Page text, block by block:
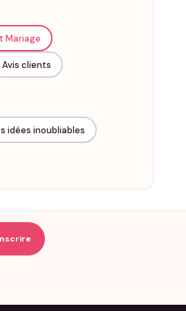
d'argent, noces d'or,
»
J ou à offrir comme cadeau
Mariage
Avis clients
idées inoubliables